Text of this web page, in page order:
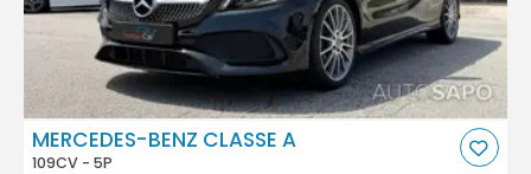
MERCEDES-BENZ CLASSE A
109CV - 5P